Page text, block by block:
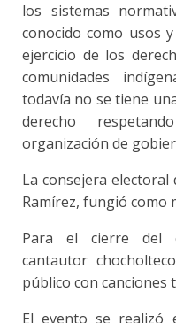
los sistemas
conocido como usos
ejercicio de los
comunidades
todavía no se tiene
derecho
organización de
La consejera electoral
Ramírez, fungió como
Para el cierre del
cantautor
público con canciones
El evento se realizó